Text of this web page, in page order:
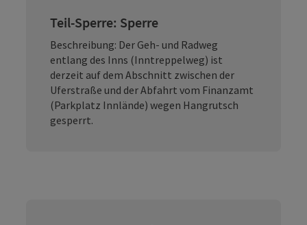
Teil-Sperre: Sperre
Beschreibung: Der Geh- und Radweg
entlang des Inns (Inntreppelweg) ist
derzeit auf dem Abschnitt zwischen der
Uferstraße und der Abfahrt vom Finanzamt
(Parkplatz Innlände) wegen Hangrutsch
gesperrt.